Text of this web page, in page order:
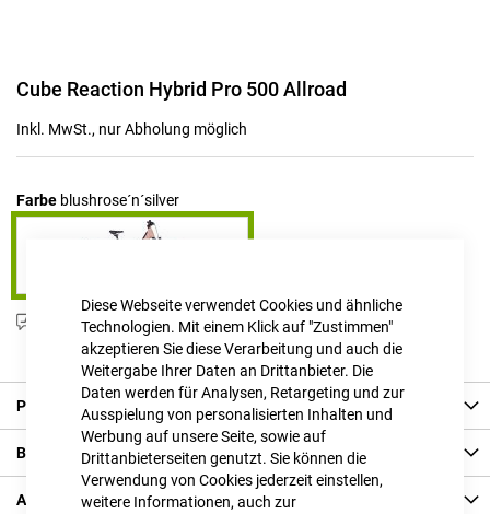
Diese Webseite verwendet Cookies und ähnliche
Technologien. Mit einem Klick auf "Zustimmen"
akzeptieren Sie diese Verarbeitung und auch die
Weitergabe Ihrer Daten an Drittanbieter. Die
Daten werden für Analysen, Retargeting und zur
Ausspielung von personalisierten Inhalten und
Werbung auf unsere Seite, sowie auf
Drittanbieterseiten genutzt. Sie können die
Verwendung von Cookies jederzeit einstellen,
weitere Informationen, auch zur
Zum
der
Cube Reaction Hybrid Pro 500 Allroad
Inkl. MwSt., nur Abholung möglich
Farbe blushrose´n´silver
Produktanfrage stellen
Produkt Details
Bewertungen
Angaben zur Produktsicherheit